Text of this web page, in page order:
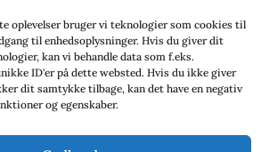
oplevelser bruger vi teknologier som cookies til
til enhedsoplysninger. Hvis du giver dit
kan vi behandle data som f.eks.
ID'er på dette websted. Hvis du ikke giver
dit samtykke tilbage, kan det have en negativ
og egenskaber.
(TA)
(Ö.)
(ÖC)